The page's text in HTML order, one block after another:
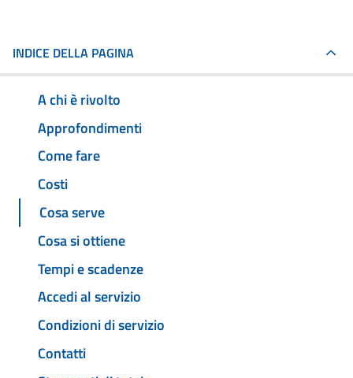
INDICE DELLA PAGINA
A chi è rivolto
Approfondimenti
Come fare
Costi
Cosa serve
Cosa si ottiene
Tempi e scadenze
Accedi al servizio
Condizioni di servizio
Contatti